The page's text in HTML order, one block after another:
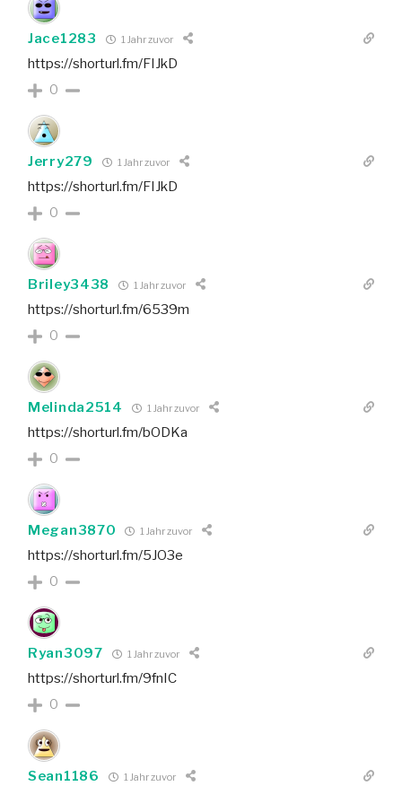
Jace1283 1 Jahr zuvor
https://shorturl.fm/FIJkD
0
Jerry279 1 Jahr zuvor
https://shorturl.fm/FIJkD
0
Briley3438 1 Jahr zuvor
https://shorturl.fm/6539m
0
Melinda2514 1 Jahr zuvor
https://shorturl.fm/bODKa
0
Megan3870 1 Jahr zuvor
https://shorturl.fm/5JO3e
0
Ryan3097 1 Jahr zuvor
https://shorturl.fm/9fnIC
0
Sean1186 1 Jahr zuvor